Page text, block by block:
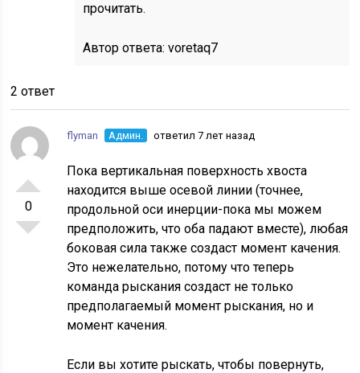
прочитать.
Автор ответа:voretaq7
2 ответ
0
flyman Админ. ответил 7 лет назад
Пока вертикальная поверхность хвоста
находится выше осевой линии (точнее,
продольной оси инерции-пока мы можем
предположить, что оба падают вместе), любая
боковая сила также создаст момент качения.
Это нежелательно, потому что теперь
команда рыскания создаст не только
предполагаемый момент рыскания, но и
момент качения.
Если вы хотите рыскать, чтобы повернуть,